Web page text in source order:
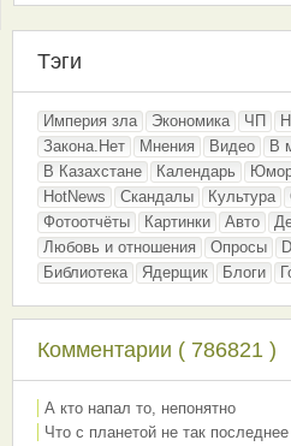
Тэги
Империя зла Экономика ЧП
Закона.Нет
Мнения Видео В
В Казахстане
Календарь
HotNews
Скандалы Культура
Фотоотчёты
Картинки Авто
Любовь и отношения
Опросы
Библиотека
Ядерщик Блоги
Комментарии ( 786821 )
А кто напал то, непонятно
Что с планетой не так